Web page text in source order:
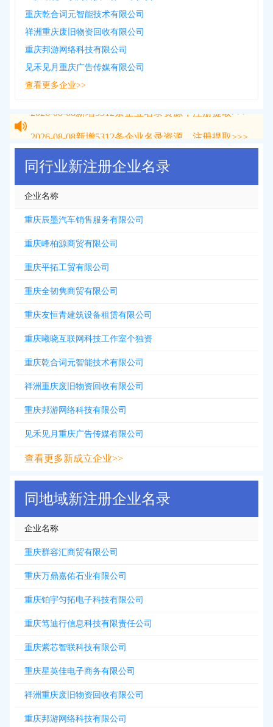
重庆乾合词元智能技术有限公司
祥洲重庆废旧物资回收有限公司
重庆邦游网络科技有限公司
见禾见月重庆广告传媒有限公司
查看更多企业>>
新增 条企业名录资源，注册提取>>>
同行业新注册企业名录
企业名称
重庆辰墨汽车销售服务有限公司
重庆峰柏源商贸有限公司
重庆平拓工贸有限公司
重庆全韧隽商贸有限公司
重庆友恒青建筑设备租赁有限公司
重庆曦晓互联网科技工作室个独资
重庆乾合词元智能技术有限公司
祥洲重庆废旧物资回收有限公司
重庆邦游网络科技有限公司
见禾见月重庆广告传媒有限公司
查看更多新成立企业>>
同地域新注册企业名录
企业名称
重庆群容汇商贸有限公司
重庆万鼎嘉佑石业有限公司
重庆铂宇匀拓电子科技有限公司
重庆笃迪行信息科技有限责任公司
重庆紫芯智联科技有限公司
重庆星英佳电子商务有限公司
祥洲重庆废旧物资回收有限公司
重庆邦游网络科技有限公司